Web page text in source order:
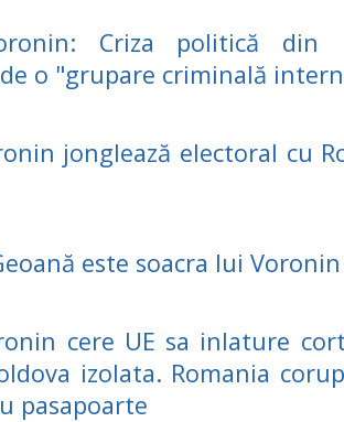
Criza politică din
o "grupare criminală
jonglează electoral cu
este soacra lui Voronin
cere UE sa inlature
izolata. Romania
pasapoarte